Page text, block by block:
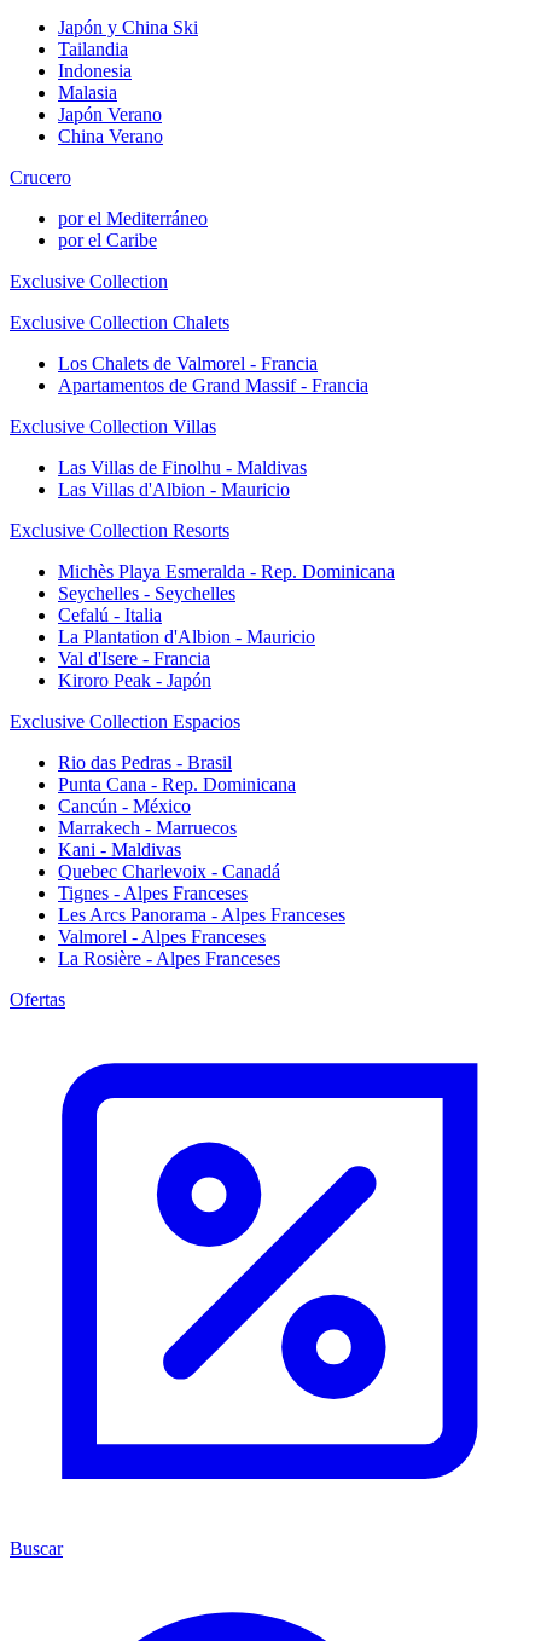
Japón y China Ski
Tailandia
Indonesia
Malasia
Japón Verano
China Verano
Crucero
por el Mediterráneo
por el Caribe
Exclusive Collection
Exclusive Collection Chalets
Los Chalets de Valmorel - Francia
Apartamentos de Grand Massif - Francia
Exclusive Collection Villas
Las Villas de Finolhu - Maldivas
Las Villas d'Albion - Mauricio
Exclusive Collection Resorts
Michès Playa Esmeralda - Rep. Dominicana
Seychelles - Seychelles
Cefalú - Italia
La Plantation d'Albion - Mauricio
Val d'Isere - Francia
Kiroro Peak - Japón
Exclusive Collection Espacios
Rio das Pedras - Brasil
Punta Cana - Rep. Dominicana
Cancún - México
Marrakech - Marruecos
Kani - Maldivas
Quebec Charlevoix - Canadá
Tignes - Alpes Franceses
Les Arcs Panorama - Alpes Franceses
Valmorel - Alpes Franceses
La Rosière - Alpes Franceses
Ofertas
Buscar